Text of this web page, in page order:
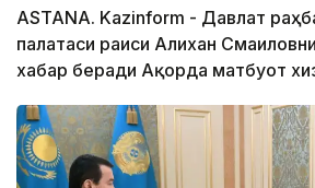
ASTANA. Kazinform - Давлат
палатаси раиси Алихан
хабар беради Ақорда матбуот